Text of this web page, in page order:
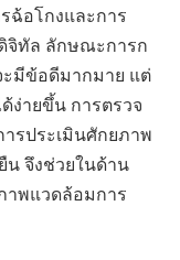
ฉ้อโกงและการ
จิทัล ลักษณะการก
ะมีข้อดีมากมาย แต่
ง่ายขึ้น การตรวจ
รประเมินศักยภาพ
น จึงช่วยในด้าน
าพแวดล้อมการ